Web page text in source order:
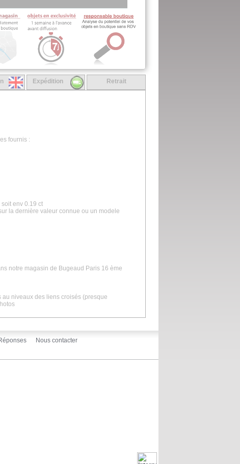
Expédition Retrait
fournis :
env 0.19 ct
la dernière valeur connue ou un modele
notre magasin de Bugeaud Paris 16 ème
niveaux des liens croisés (presque
Nous contacter